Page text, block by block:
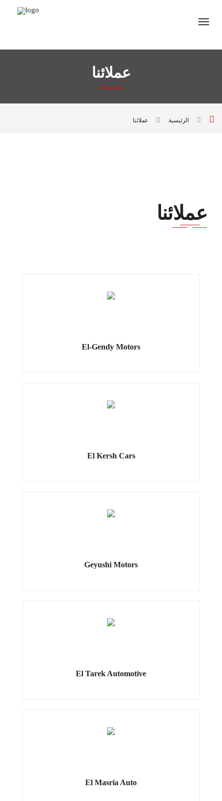
عملائنا
عملائنا الرئيسية
عملائنا
El-Gendy Motors
El Kersh Cars
Geyushi Motors
El Tarek Automotive
El Masria Auto